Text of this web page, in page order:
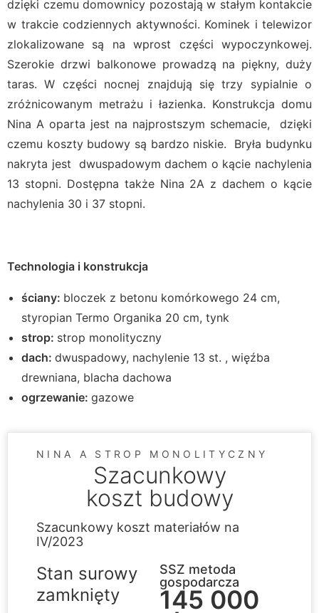
dzięki czemu domownicy pozostają w stałym kontakcie
w trakcie codziennych aktywności. Kominek i telewizor
zlokalizowane są na wprost części wypoczynkowej.
Szerokie drzwi balkonowe prowadzą na piękny, duży
taras. W części nocnej znajdują się trzy sypialnie o
zróżnicowanym metrażu i łazienka. Konstrukcja domu
Nina A oparta jest na najprostszym schemacie, dzięki
czemu koszty budowy są bardzo niskie. Bryła budynku
nakryta jest dwuspadowym dachem o kącie nachylenia
13 stopni. Dostępna także Nina 2A z dachem o kącie
nachylenia 30 i 37 stopni.
Technologia i konstrukcja
ściany: bloczek z betonu komórkowego 24 cm,
styropian Termo Organika 20 cm, tynk
strop: strop monolityczny
dach: dwuspadowy, nachylenie 13 st. , więźba
drewniana, blacha dachowa
ogrzewanie: gazowe
NINA A STROP MONOLITYCZNY
Szacunkowy
koszt budowy
Szacunkowy koszt materiałów na
IV/2023
Stan surowy
zamknięty
SSZ metoda
gospodarcza
145 000